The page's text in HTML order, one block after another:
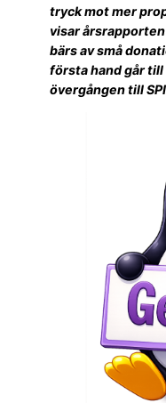
tryck mot mer
visar
bärs av små
första hand går
övergången till